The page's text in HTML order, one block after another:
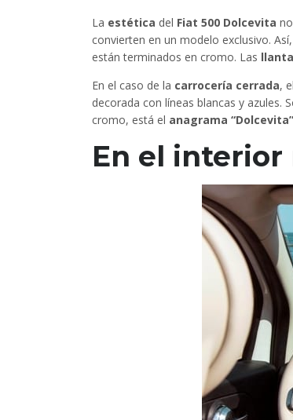
La estética del Fiat 500 Dolcevita
convierten en un modelo exclusivo.
están terminados en cromo. Las
En el caso de la carrocería cerrada,
decorada con líneas blancas y
cromo, está el anagrama “Dolcevita”
En el